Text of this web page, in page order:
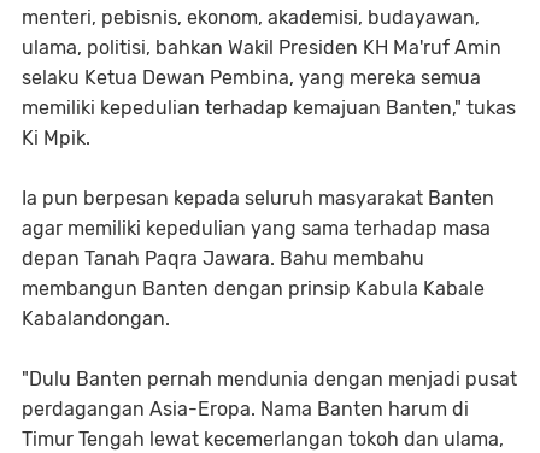
menteri, pebisnis, ekonom, akademisi, budayawan,
ulama, politisi, bahkan Wakil Presiden KH Ma'ruf Amin
selaku Ketua Dewan Pembina, yang mereka semua
memiliki kepedulian terhadap kemajuan Banten," tukas
Ki Mpik.
Ia pun berpesan kepada seluruh masyarakat Banten
agar memiliki kepedulian yang sama terhadap masa
depan Tanah Paqra Jawara. Bahu membahu
membangun Banten dengan prinsip Kabula Kabale
Kabalandongan.
"Dulu Banten pernah mendunia dengan menjadi pusat
perdagangan Asia-Eropa. Nama Banten harum di
Timur Tengah lewat kecemerlangan tokoh dan ulama,